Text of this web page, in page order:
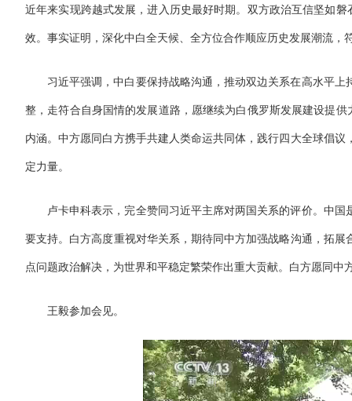
近年来实现跨越式发展，进入历史最好时期。双方政治互信坚如
效。事实证明，深化中白全天候、全方位合作顺应历史发展潮流，
习近平强调，中白要保持战略沟通，推动双边关系在高水平
整，走符合自身国情的发展道路，愿继续为白俄罗斯发展建设提
内涵。中方愿同白方携手共建人类命运共同体，践行四大全球倡
定力量。
卢卡申科表示，完全赞同习近平主席对两国关系的评价。中
要支持。白方高度重视对华关系，期待同中方加强战略沟通，拓
点问题政治解决，为世界和平稳定繁荣作出重大贡献。白方愿同
王毅参加会见。